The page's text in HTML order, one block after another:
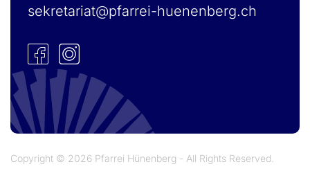
sekretariat@pfarrei-huenenberg.ch
Copyright © 2026 Pfarrei Hünenberg - All Rights Reserved.